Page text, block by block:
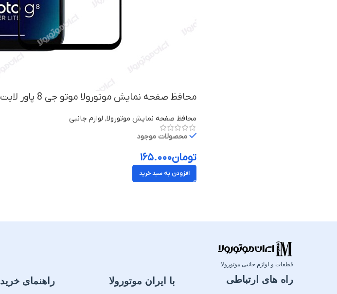
محافظ صفحه نمایش موتورولا موتو جی 8 پاور لایت / Motorola Moto G8 Power Lite
محافظ صفحه نمایش موتورولا, لوازم جانبی
محصولات موجود
تومان۱۶۵.۰۰۰
افزودن به سبد خرید
قطعات و لوازم جانبی موتورولا
راه های ارتباطی با ایران موتورولا راهنمای خرید